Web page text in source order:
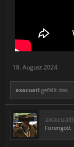
18. August 2024
axacuatl gefällt das.
axacuatl
Forengott